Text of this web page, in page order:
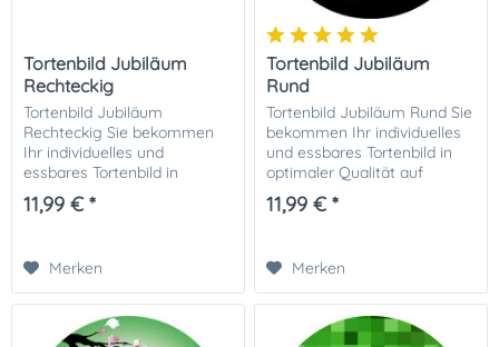
Tortenbild Jubiläum
Rechteckig
Tortenbild Jubiläum
Rechteckig Sie bekommen
Ihr individuelles und
essbares Tortenbild in
optimaler Qualität auf
Dekor-Plus Zuckerpapier
mehr...
11,99 € *
Merken
Tortenbild Jubiläum
Rund
Tortenbild Jubiläum Rund Sie
bekommen Ihr individuelles
und essbares Tortenbild in
optimaler Qualität auf
Dekor-Plus Zuckerpapier
gedruckt. Ihrer perfekten
11,99 € *
Merken